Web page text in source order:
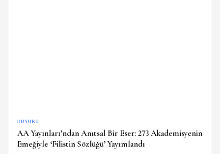
DUYURU
AA Yayınları’ndan Anıtsal Bir Eser: 273 Akademisyenin
Emeğiyle ‘Filistin Sözlüğü’ Yayımlandı